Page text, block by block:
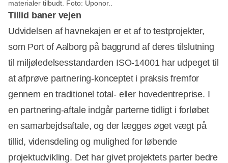
materialer tilbudt. Foto: Uponor..
Tillid baner vejen
Udvidelsen af havnekajen er et af to testprojekter,
som Port of Aalborg på baggrund af deres tilslutning
til miljøledelsesstandarden ISO-14001 har udpeget til
at afprøve partnering-konceptet i praksis fremfor
gennem en traditionel total- eller hovedentreprise. I
en partnering-aftale indgår parterne tidligt i forløbet
en samarbejdsaftale, og der lægges øget vægt på
tillid, vidensdeling og mulighed for løbende
projektudvikling. Det har givet projektets parter bedre